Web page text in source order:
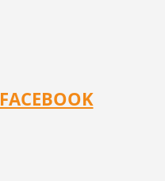
FACEBOOK